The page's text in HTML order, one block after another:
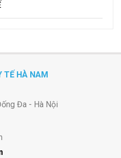
TẾ HÀ NAM
Đa - Hà Nội